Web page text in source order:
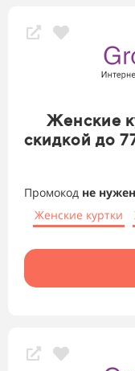
Женские
скидкой до
Промокод не нужен
Женские куртки